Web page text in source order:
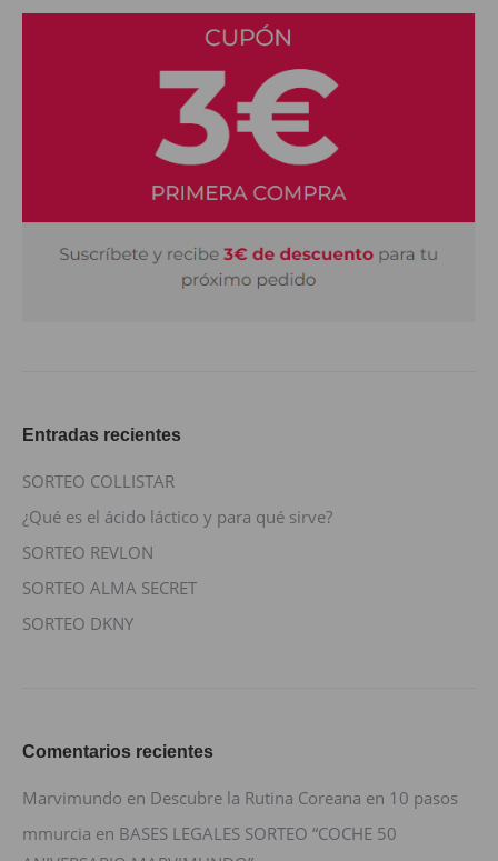
Entradas recientes
SORTEO COLLISTAR
¿Qué es el ácido láctico y para qué sirve?
SORTEO REVLON
SORTEO ALMA SECRET
SORTEO DKNY
Comentarios recientes
Marvimundo en Descubre la Rutina Coreana en 10 pasos
mmurcia en BASES LEGALES SORTEO “COCHE 50